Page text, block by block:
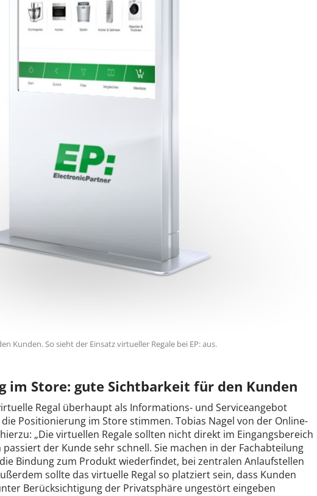
Kunden. So sieht der Einsatz virtueller Regale bei EP: aus.
im Store: gute Sichtbarkeit für den Kunden
Regal überhaupt als Informations- und Serviceangebot
Positionierung im Store stimmen. Tobias Nagel von der Online-
„Die virtuellen Regale sollten nicht direkt im Eingangsbereich
der Kunde sehr schnell. Sie machen in der Fachabteilung
Bindung zum Produkt wiederfindet, bei zentralen Anlaufstellen
sollte das virtuelle Regal so platziert sein, dass Kunden
Berücksichtigung der Privatsphäre ungestört eingeben